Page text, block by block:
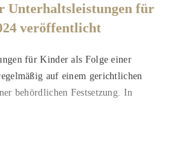
Unterhaltsleistungen für
veröffentlicht
für Kinder als Folge einer
auf einem gerichtlichen
behördlichen Festsetzung. In